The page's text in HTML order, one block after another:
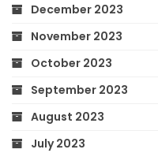
December 2023
November 2023
October 2023
September 2023
August 2023
July 2023